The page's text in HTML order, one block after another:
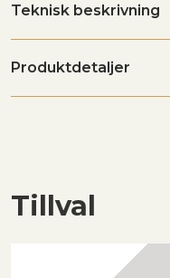
Teknisk beskrivning
Produktdetaljer
Tillval